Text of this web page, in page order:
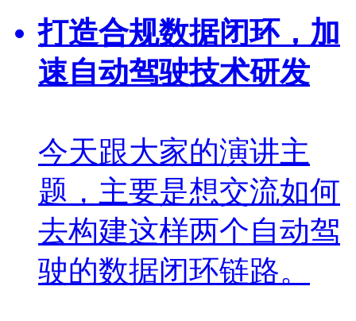
打造合规数据闭环，加
速自动驾驶技术研发
今天跟大家的演讲主
题，主要是想交流如何
去构建这样两个自动驾
驶的数据闭环链路。